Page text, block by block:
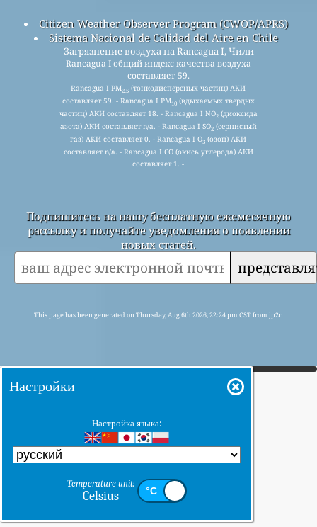
Citizen Weather Observer Program (CWOP/APRS)
Sistema Nacional de Calidad del Aire en Chile
Загрязнение воздуха на Rancagua I, Чили
Rancagua I общий индекс качества воздуха
составляет 59.
Rancagua I PM2.5 (тонкодисперсных частиц) АКИ
составляет 59. - Rancagua I PM10(вдыхаемых твердых
частиц) АКИ составляет 18. - Rancagua I NO2(диоксида
азота) АКИ составляет n/a. - Rancagua I SO2(сернистый
газ) АКИ составляет 0. - Rancagua I O3 (озон) АКИ
составляет n/a. - Rancagua I CO (окись углерода) АКИ
составляет 1. -
Подпишитесь на нашу бесплатную ежемесячную
рассылку и получайте уведомления о появлении
новых статей.
This page has been generated on Thursday, Aug 6th 2026, 22:24 pm CST from jp2n
Настройки
Настройка языка:
Temperature unit:
Celsius